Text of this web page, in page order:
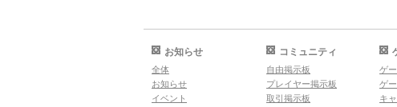
お知らせ
全体
お知らせ
イベント
コミュニティ
自由掲示板
プレイヤー掲示板
取引掲示板
ゲ
ゲ
キ